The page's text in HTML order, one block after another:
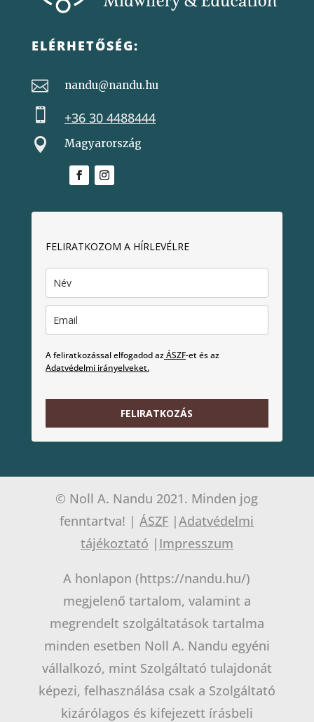
ELÉRHETŐSÉG:
 nandu@nandu.hu
 +36 30 4488444
 Magyarország
FELIRATKOZOM A HÍRLEVÉLRE
A feliratkozással elfogadod azÁSZF-et és az
Adatvédelmi irányelveket.
FELIRATKOZÁS
© Noll A. Nandu 2021. Minden jog
fenntartva! |ÁSZF |Adatvédelmi
tájékoztató | Impresszum
A honlapon (https://nandu.hu/)
megjelenő tartalom, valamint a
megrendelt szolgáltatások tartalma
minden esetben Noll A. Nandu egyéni
vállalkozó, mint Szolgáltató tulajdonát
képezi, felhasználása csak a Szolgáltató
kizárólagos és kifejezett írásbeli